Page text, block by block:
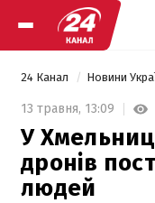
24 Канал Новини
13 травня, 13:09
У
дронів
людей